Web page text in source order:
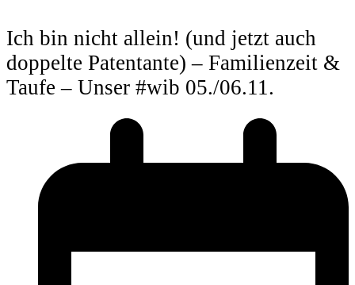
Ich bin nicht allein! (und jetzt auch
doppelte Patentante) – Familienzeit &
Taufe – Unser #wib 05./06.11.